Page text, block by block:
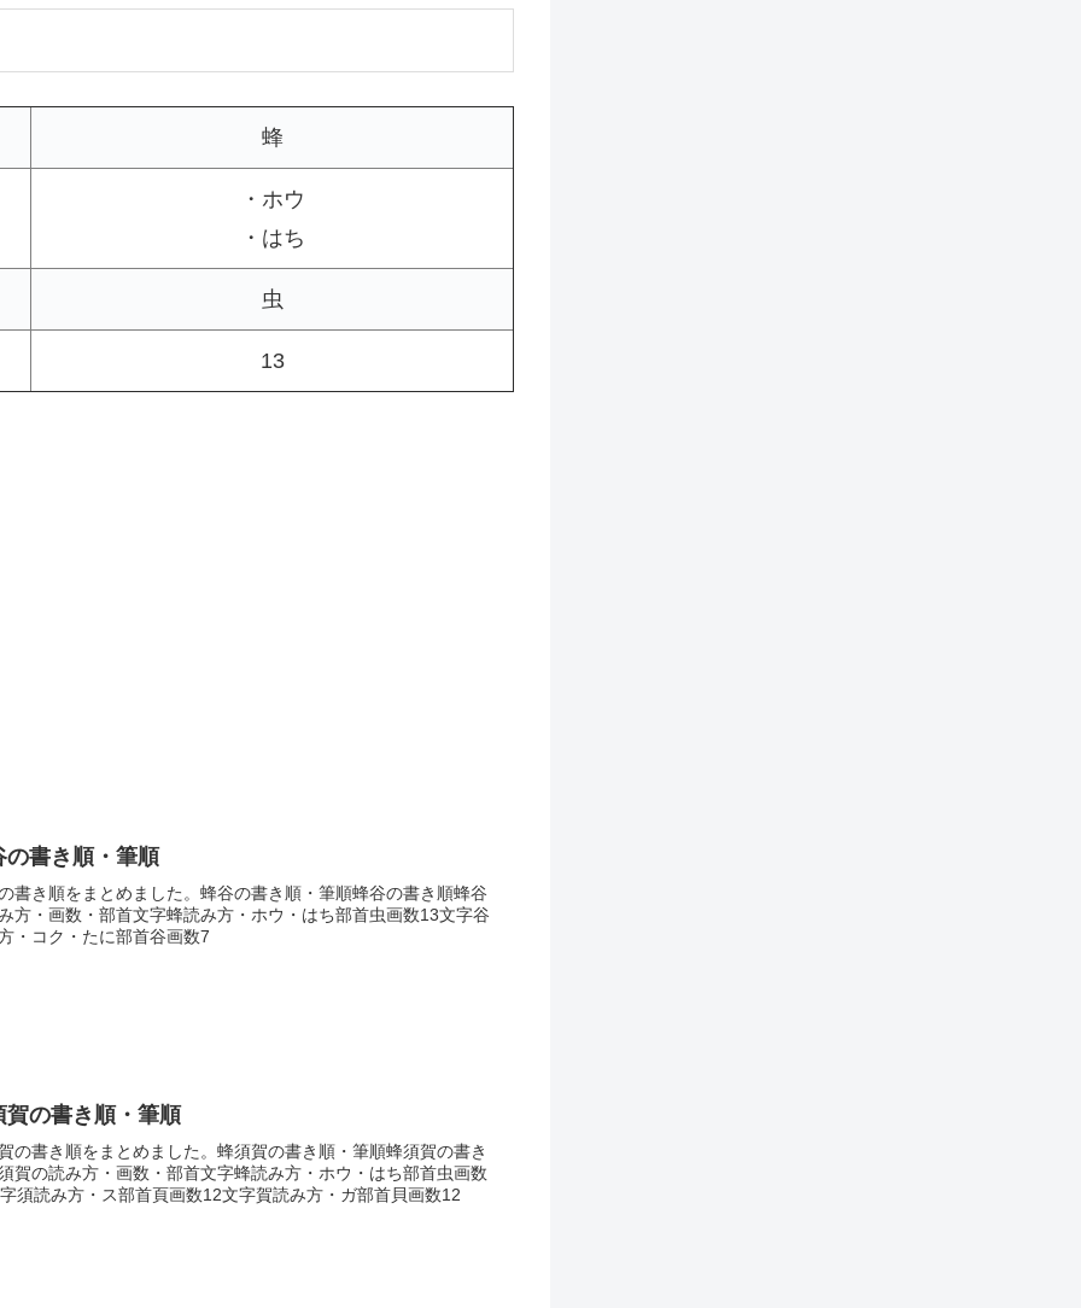
蜂
・ホウ
・はち
虫
13
の書き順・筆順
書き順をまとめました。蜂谷の書き順・筆順蜂谷の書き順蜂谷
方・画数・部首文字蜂読み方・ホウ・はち部首虫画数13文字谷
・コク・たに部首谷画数7
賀の書き順・筆順
の書き順をまとめました。蜂須賀の書き順・筆順蜂須賀の書き
賀の読み方・画数・部首文字蜂読み方・ホウ・はち部首虫画数
須読み方・ス部首頁画数12文字賀読み方・ガ部首貝画数12